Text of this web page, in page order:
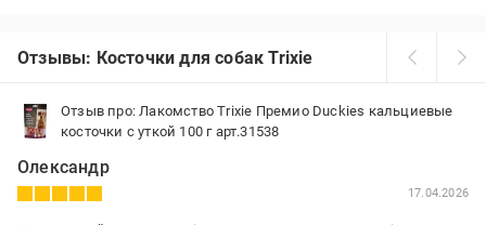
Отзывы: Косточки для собак Trixie
Отзыв про: Лакомство Trixie Премио Duckies кальциевые
косточки с уткой 100 г арт.31538
Олександр
17.04.2026